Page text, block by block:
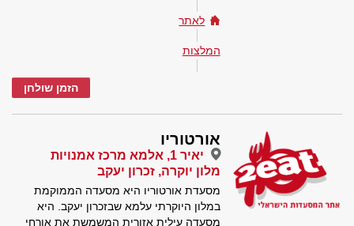
לאתר
המלצות
הזמן שולחן
אורטוריו
יאיר 1, אלמא מרכז אמנויות
מלון יוקרה, זכרון יעקב
מסעדת אורטוריו היא מסעדה הממוקמת
במלון היוקרתי עלמא שבזכרון יעקב. היא
מסעדה עילית אזורית המשמשת את אורחי